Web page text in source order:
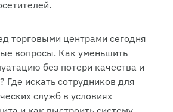
торговыми центрами сегодня
вопросы. Как уменьшить
без потери качества и
Где искать сотрудников для
служб в условиях